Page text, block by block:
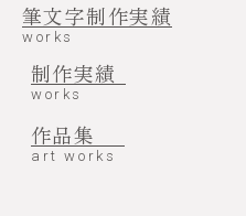
筆文字制作実績
works
制作実績
works
作品集
art works